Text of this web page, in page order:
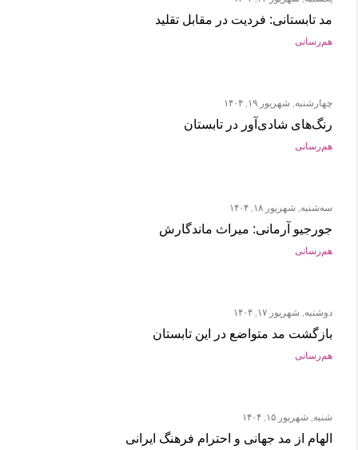
مد تابستانی: فردیت در مقابل تقلید
هم‌رسانی
چهارشنبه, شهریور ۱۹, ۱۴۰۴
رنگ‌های شادی‌آور در تابستان
هم‌رسانی
سه‌شنبه, شهریور ۱۸, ۱۴۰۴
جورجیو آرمانی: میراث ماندگارش
هم‌رسانی
دوشنبه, شهریور ۱۷, ۱۴۰۴
بازگشت مد متواضع در این تابستان
هم‌رسانی
شنبه, شهریور ۱۵, ۱۴۰۴
الهام از مد جهانی و احترام فرهنگ ایرانی